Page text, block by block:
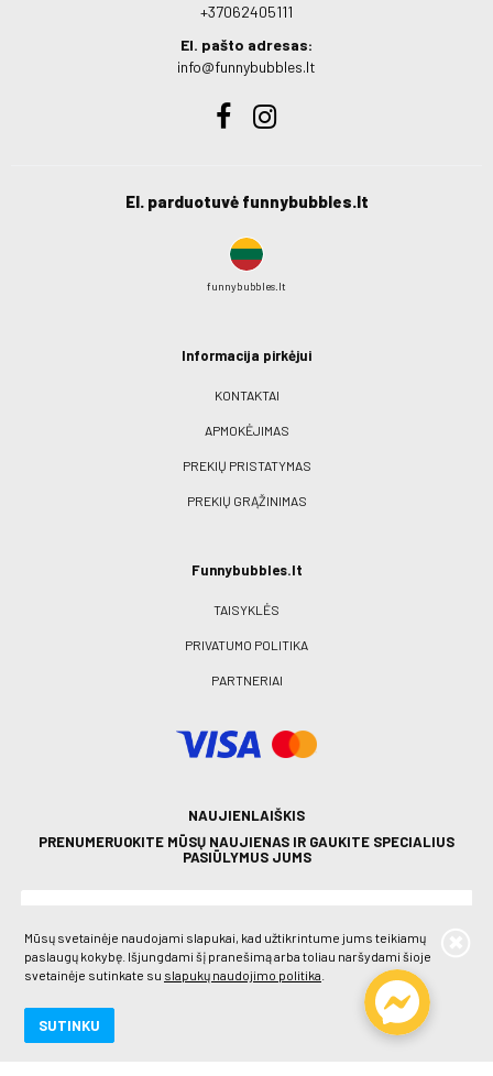
Mūsų svetainėje naudojami slapukai, kad užtikrintume jums teikiamų
paslaugų kokybę. Išjungdami šį pranešimą arba toliau naršydami šioje
svetainėje sutinkate su slapukų naudojimo politika
SUTINKU
+37062405111
El. pašto adresas:
info@funnybubbles.lt
El. parduotuvė funnybubbles.lt
funnybubbles.lt
Informacija pirkėjui
KONTAKTAI
APMOKĖJIMAS
PREKIŲ PRISTATYMAS
PREKIŲ GRĄŽINIMAS
Funnybubbles.lt
TAISYKLĖS
PRIVATUMO POLITIKA
PARTNERIAI
NAUJIENLAIŠKIS
PRENUMERUOKITE MŪSŲ NAUJIENAS IR GAUKITE SPECIALIUS
PASIŪLYMUS JUMS
PRENUMERUOTI